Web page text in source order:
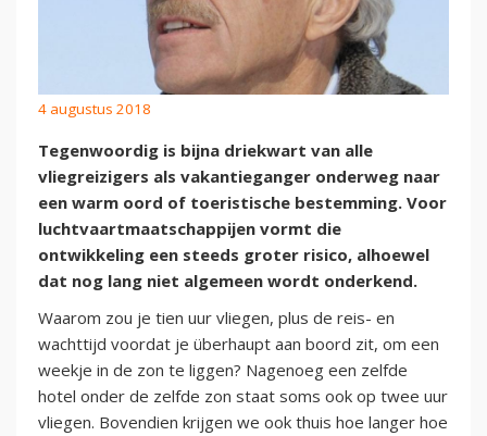
4 augustus 2018
Tegenwoordig is bijna driekwart van alle
vliegreizigers als vakantieganger onderweg naar
een warm oord of toeristische bestemming. Voor
luchtvaartmaatschappijen vormt die
ontwikkeling een steeds groter risico, alhoewel
dat nog lang niet algemeen wordt onderkend.
Waarom zou je tien uur vliegen, plus de reis- en
wachttijd voordat je überhaupt aan boord zit, om een
weekje in de zon te liggen? Nagenoeg een zelfde
hotel onder de zelfde zon staat soms ook op twee uur
vliegen. Bovendien krijgen we ook thuis hoe langer hoe